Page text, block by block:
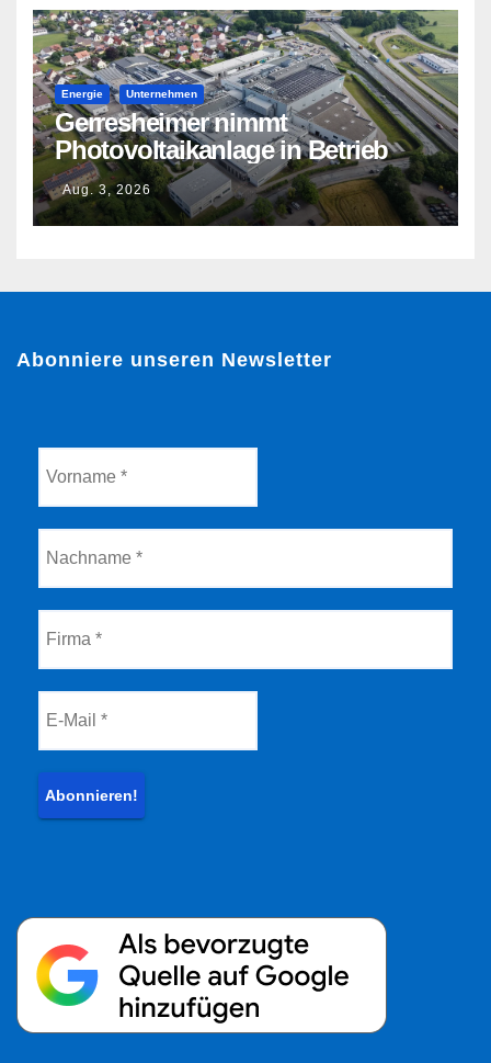
Energie Unternehmen
Gerresheimer nimmt
Photovoltaikanlage in Betrieb
Aug. 3, 2026
Abonniere unseren Newsletter